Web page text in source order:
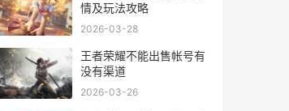
情及玩法攻略
2026-03-28
王者荣耀不能出售帐号有
没有渠道
2026-03-26